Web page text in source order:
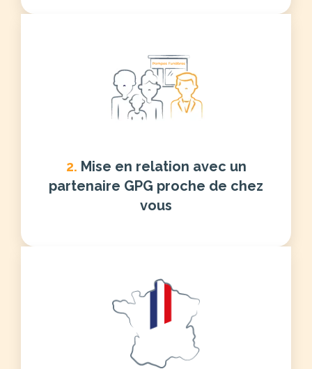
2. Mise en relation avec un
partenaire GPG proche de chez
vous